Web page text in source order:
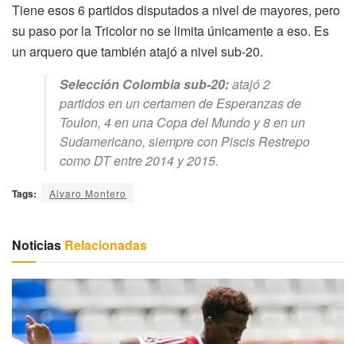
Tiene esos 6 partidos disputados a nivel de mayores, pero
su paso por la Tricolor no se limita únicamente a eso. Es
un arquero que también atajó a nivel sub-20.
Selección Colombia sub-20:atajó 2
partidos en un certamen de Esperanzas de
Toulon, 4 en una Copa del Mundo y 8 en un
Sudamericano, siempre con Piscis Restrepo
como DT entre 2014 y 2015.
Tags: Alvaro Montero
Noticias Relacionadas